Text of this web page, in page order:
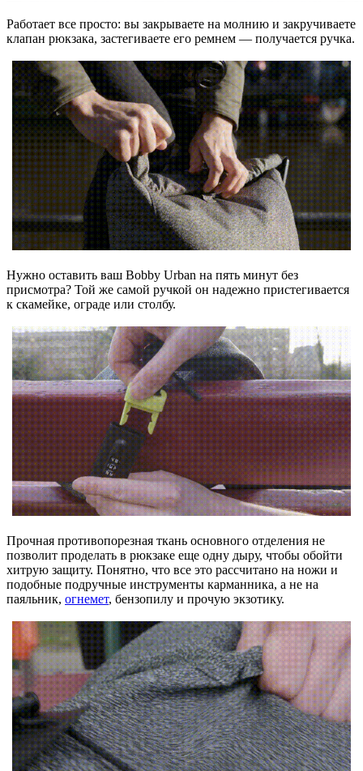
Работает все просто: вы закрываете на молнию и закручиваете
клапан рюкзака, застегиваете его ремнем — получается ручка.
Нужно оставить ваш Bobby Urban на пять минут без
присмотра? Той же самой ручкой он надежно пристегивается
к скамейке, ограде или столбу.
Прочная противопорезная ткань основного отделения не
позволит проделать в рюкзаке еще одну дыру, чтобы обойти
хитрую защиту. Понятно, что все это рассчитано на ножи и
подобные подручные инструменты карманника, а не на
паяльник, огнемет, бензопилу и прочую экзотику.